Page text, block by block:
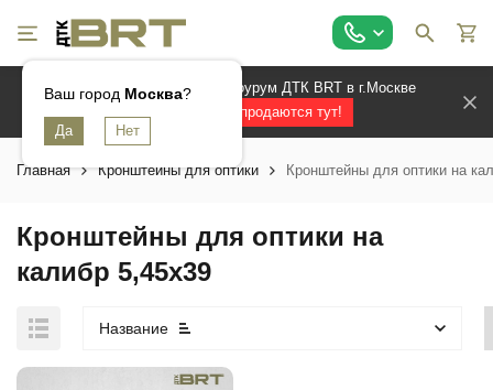
Ваш город Москва?
Официальный магазин и шоурум ДТК BRT в г.Москве
Лучшие ДТК продаются тут!
Главная Кронштейны для оптики Кронштейны для оптики на
Кронштейны для оптики на
калибр 5,45х39
Название